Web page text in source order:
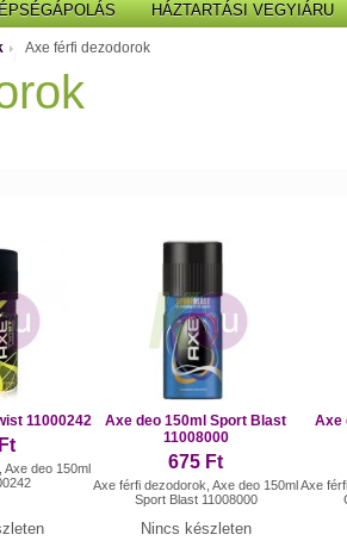
HÁZTARTÁSI VEGYIÁRU
Axe férfi dezodorok
11000242
Axe deo 150ml
Axe deo 150ml Sport Blast
11008000
675 Ft
Axe férfi dezodorok, Axe deo 150ml
Sport Blast 11008000
Nincs készleten
Axe
Axe